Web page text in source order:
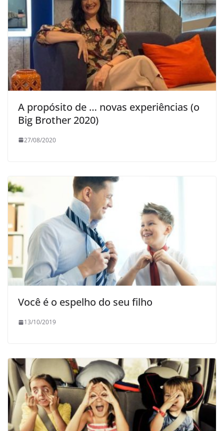
A propósito de … novas experiências (o
Big Brother 2020)
27/08/2020
Você é o espelho do seu filho
13/10/2019